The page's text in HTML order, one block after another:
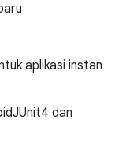
aplikasi instan
dan